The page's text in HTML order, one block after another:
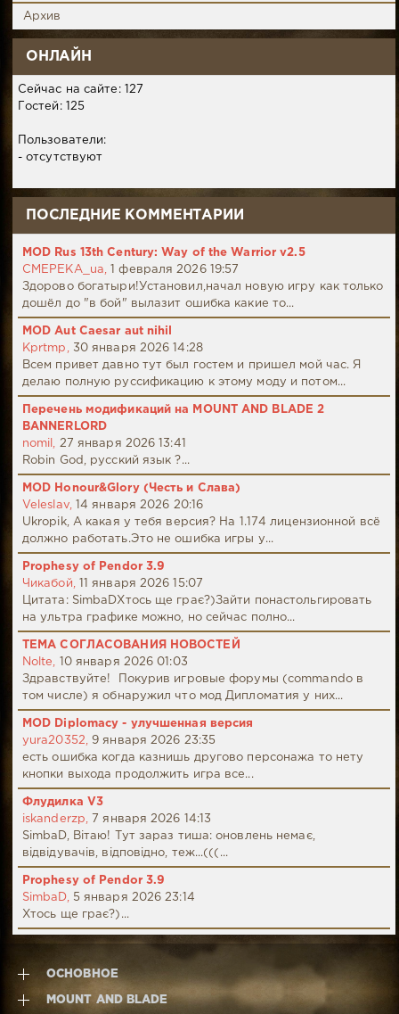
Архив
ОНЛАЙН
Сейчас на сайте: 127
Гостей: 125
Пользователи:
- отсутствуют
ПОСЛЕДНИЕ КОММЕНТАРИИ
MOD Rus 13th Century: Way of the Warrior v2.5
CMEPEKA_ua,
1 февраля 2026 19:57
Здорово богатыри!Установил,начал новую игру как только
дошёл до "в бой" вылазит ошибка какие то...
MOD Aut Caesar aut nihil
Kprtmp,
30 января 2026 14:28
Всем привет давно тут был гостем и пришел мой час. Я
делаю полную руссификацию к этому моду и потом...
Перечень модификаций на MOUNT AND BLADE 2
BANNERLORD
nomil,
27 января 2026 13:41
Robin God, русский язык ?...
MOD Honour&Glory (Честь и Слава)
Veleslav,
14 января 2026 20:16
Ukropik, А какая у тебя версия? На 1.174 лицензионной всё
должно работать.Это не ошибка игры у...
Prophesy of Pendor 3.9
Чикабой,
11 января 2026 15:07
Цитата: SimbaDХтось ще грає?)Зайти понастольгировать
на ультра графике можно, но сейчас полно...
ТЕМА СОГЛАСОВАНИЯ НОВОСТЕЙ
Nolte,
10 января 2026 01:03
Здравствуйте! Покурив игровые форумы (commando в
том числе) я обнаружил что мод Дипломатия у них...
MOD Diplomacy - улучшенная версия
yura20352,
9 января 2026 23:35
есть ошибка когда казнишь другово персонажа то нету
кнопки выхода продолжить игра все...
Флудилка V3
iskanderzp,
7 января 2026 14:13
SimbaD, Вітаю! Тут зараз тиша: оновлень немає,
відвідувачів, відповідно, теж...(((...
Prophesy of Pendor 3.9
SimbaD,
5 января 2026 23:14
Хтось ще грає?)...
ОСНОВНОЕ
MOUNT AND BLADE